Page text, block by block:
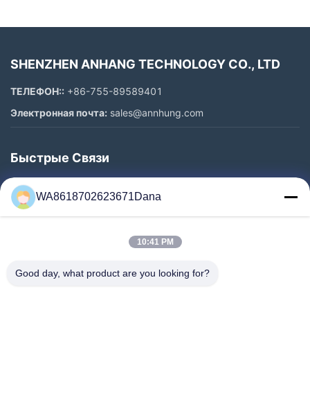
SHENZHEN ANHANG TECHNOLOGY CO., LTD
ТЕЛЕФОН:: +86-755-89589401
Электронная почта: sales@annhung.com
Быстрые Связи
Домой
Продукты
Экскурсия По Заводу
WA8618702623671Dana
10:41 PM
Good day, what product are you looking for?